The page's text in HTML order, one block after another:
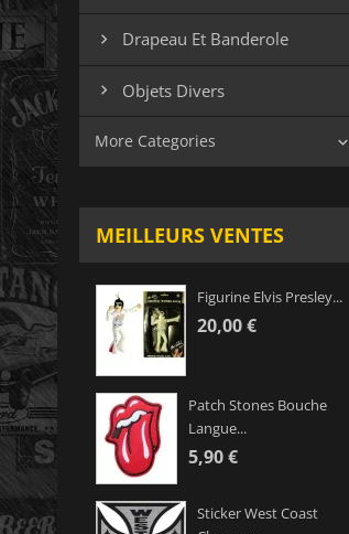
 Drapeau Et Banderole
 Objets Divers
More Categories 
MEILLEURS VENTES
Figurine Elvis Presley...
20,00 €
Patch Stones Bouche
Langue...
5,90 €
Sticker West Coast